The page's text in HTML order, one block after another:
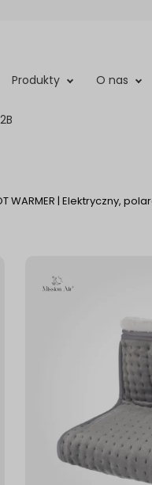
Produkty O nas
WARMER | Elektryczny,